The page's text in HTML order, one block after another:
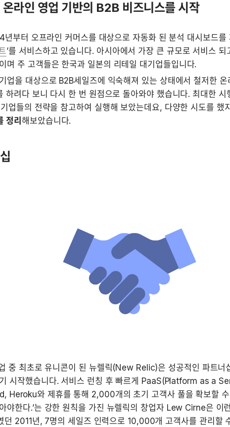
온라인 영업 기반의 B2B 비즈니스를 시작
년부터 오프라인 커머스를 대상으로 자동화 된 분석 대시보드를
’를 서비스하고 있습니다. 아시아에서 가장 큰 규모로 서비스
며 주 고객들은 한국과 일본의 리테일 대기업들입니다.
업을 대상으로 B2B세일즈에 익숙해져 있는 상태에서 철저한 온
하려다 보니 다시 한 번 원점으로 돌아와야 했습니다. 최대한 시
업들의 전략을 참고하여 실행해 보았는데요, 다양한 시도를 했
정리 해보았습니다.
중 최초로 유니콘이 된 뉴렐릭(New Relic)은 성공적인 파트너
시작했습니다. 서비스 런칭 후 빠르게 PaaS(Platform as a
Heroku와 제휴를 통해 2,000개의 초기 고객사 풀을 확보할 수
야한다.’는 강한 원칙을 가진 뉴렐릭의 창업자 Lew Cirne은 이
던 2011년, 7명의 세일즈 인력으로 10,000개 고객사를 관리할